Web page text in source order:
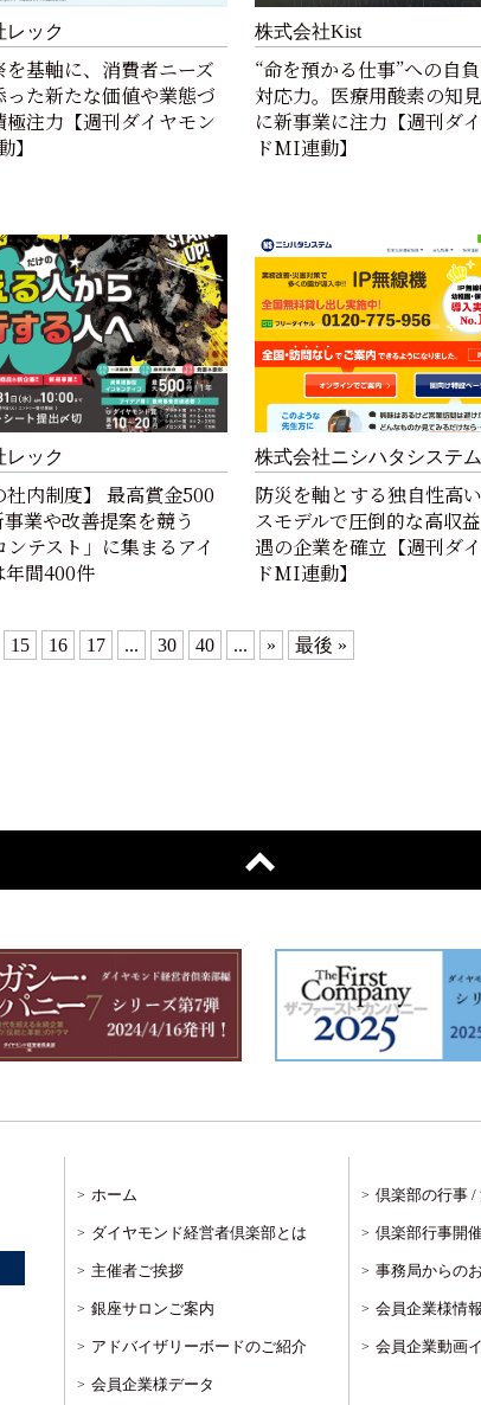
レック
を基軸に、消費者ニーズ
った新たな価値や業態づ
極注力【週刊ダイヤモン
】
株式会社Kist
“命を預かる仕事”への自
対応力。医療用酸素の知
に新事業に注力【週刊ダ
ドMI連動】
レック
社内制度】 最高賞金500
業や改善提案を競う
ンテスト」に集まるアイ
年間400件
株式会社ニシハタシステム
防災を軸とする独自性高
スモデルで圧倒的な高収
遇の企業を確立【週刊ダ
ドMI連動】
15 16 17 ... 30 40 ... » 最後 »
ホーム
ダイヤモンド経営者倶楽部とは
主催者ご挨拶
銀座サロンご案内
アドバイザリーボードのご紹介
会員企業様データ
倶楽部の行事 /
倶楽部行事開
事務局からの
会員企業様情報
会員企業動画